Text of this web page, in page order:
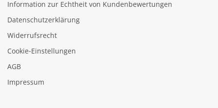
Information zur Echtheit von Kundenbewertungen
Datenschutzerklärung
Widerrufsrecht
Cookie‑Einstellungen
AGB
Impressum